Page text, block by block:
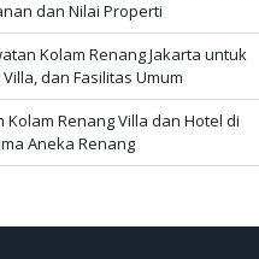
dan Nilai Properti
Kolam Renang Jakarta untuk
dan Fasilitas Umum
Kolam Renang Villa dan Hotel di
Aneka Renang